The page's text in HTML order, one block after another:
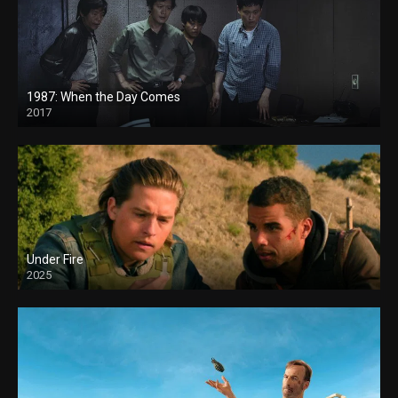
1987: When the Day Comes
2017
Under Fire
2025